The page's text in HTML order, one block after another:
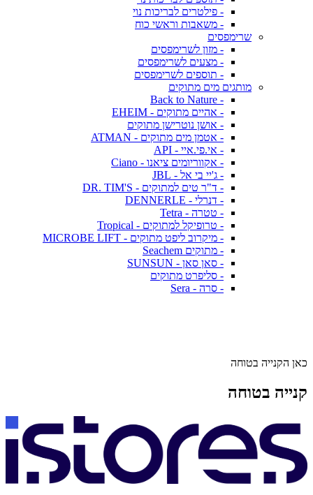
- פילטרים לבריכות נוי
- משאבות וראשי כוח
שרימפסים
- מזון לשרימפסים
- מצעים לשרימפסים
- תוספים לשרימפסים
מותגים מים מתוקים
- Back to Nature
- אהיים מתוקים - EHEIM
- אושן נוטרישן מתוקים
- אטמן מים מתוקים - ATMAN
- אי.פי.איי - API
- אקווריומים ציאנו - Ciano
- ג'יי בי אל - JBL
- ד"ר טים למתוקים - DR. TIM'S
- דנרלי - DENNERLE
- טטרה - Tetra
- טרופיקל למתוקים - Tropical
- מיקרוב ליפט מתוקים - MICROBE LIFT
- מתוקים Seachem
- סאן סאן - SUNSUN
- סליפרט מתוקים
- סרה - Sera
כאן הקנייה בטוחה
קנייה בטוחה